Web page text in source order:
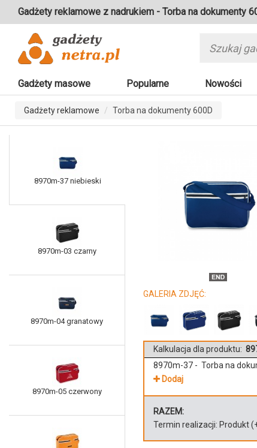
Gadżety reklamowe z nadrukiem - Torba na dokumenty
Gadżety masowe Popularne Nowości
Gadżety reklamowe Torba na dokumenty 600D
8970m-37 niebieski
8970m-03 czarny
8970m-04 granatowy
8970m-05 czerwony
GALERIA ZDJĘĆ:
Kalkulacja dla produktu:
8970m-37 - Torba na
Dodaj
RAZEM:
Termin realizacji: Produkt